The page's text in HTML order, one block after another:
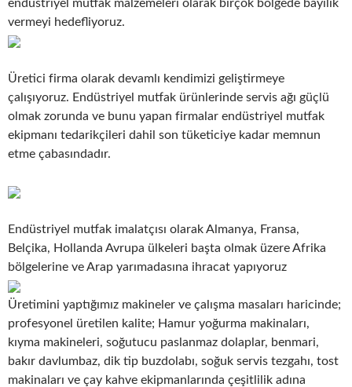
endüstriyel mutfak malzemeleri olarak birçok bölgede bayilik
vermeyi hedefliyoruz.
Üretici firma olarak devamlı kendimizi geliştirmeye
çalışıyoruz. Endüstriyel mutfak ürünlerinde servis ağı güçlü
olmak zorunda ve bunu yapan firmalar endüstriyel mutfak
ekipmanı tedarikçileri dahil son tüketiciye kadar memnun
etme çabasındadır.
Endüstriyel mutfak imalatçısı olarak Almanya, Fransa,
Belçika, Hollanda Avrupa ülkeleri başta olmak üzere Afrika
bölgelerine ve Arap yarımadasına ihracat yapıyoruz
Üretimini yaptığımız makineler ve çalışma masaları haricinde;
profesyonel üretilen kalite; Hamur yoğurma makinaları,
kıyma makineleri, soğutucu paslanmaz dolaplar, benmari,
bakır davlumbaz, dik tip buzdolabı, soğuk servis tezgahı, tost
makinaları ve çay kahve ekipmanlarında çeşitlilik adına